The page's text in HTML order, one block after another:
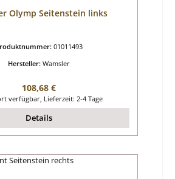
Olymp Seitenstein links
01011493
Hersteller: Wamsler
Regulärer Preis:
108,68 €
verfügbar, Lieferzeit: 2-4 Tage
Details